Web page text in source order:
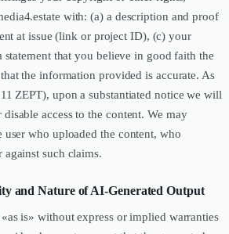
with: (a) a description and proof
at issue (link or project ID), (c) your
statement that you believe in good faith the
the information provided is accurate. As
ZEPT), upon a substantiated notice we will
access to the content. We may
who uploaded the content, who
such claims.
and Nature of AI-Generated Output
is» without express or implied warranties